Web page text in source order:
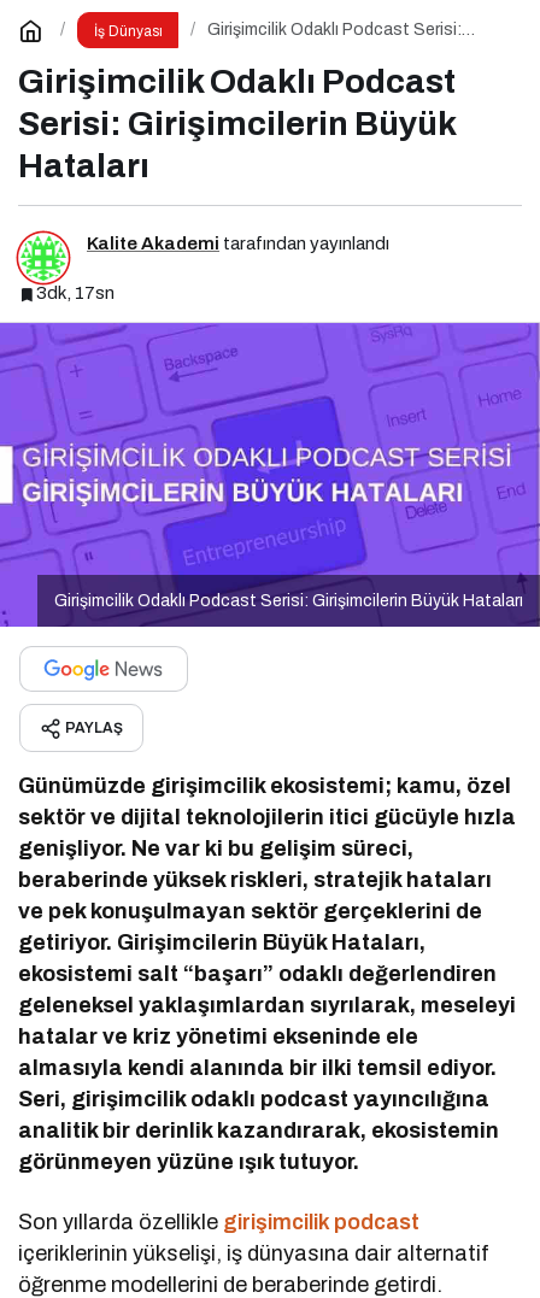
İş Dünyası
Girişimcilik Odaklı Podcast Serisi:
Girişimcilik Odaklı Podcast
Serisi: Girişimcilerin Büyük
Hataları
Kalite Akademi tarafından yayınlandı
3dk, 17sn
Girişimcilik Odaklı Podcast Serisi: Girişimcilerin Büyük Hataları
PAYLAŞ
Günümüzde girişimcilik ekosistemi; kamu, özel
sektör ve dijital teknolojilerin itici gücüyle hızla
genişliyor. Ne var ki bu gelişim süreci,
beraberinde yüksek riskleri, stratejik hataları
ve pek konuşulmayan sektör gerçeklerini de
getiriyor. Girişimcilerin Büyük Hataları,
ekosistemi salt “başarı” odaklı değerlendiren
geleneksel yaklaşımlardan sıyrılarak, meseleyi
hatalar ve kriz yönetimi ekseninde ele
almasıyla kendi alanında bir ilki temsil ediyor.
Seri, girişimcilik odaklı podcast yayıncılığına
analitik bir derinlik kazandırarak, ekosistemin
görünmeyen yüzüne ışık tutuyor.
Son yıllarda özellikle girişimcilik podcast
içeriklerinin yükselişi, iş dünyasına dair alternatif
öğrenme modellerini de beraberinde getirdi.